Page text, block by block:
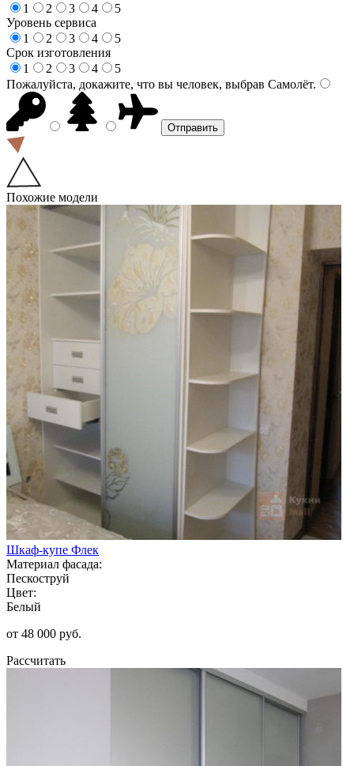
1
2 3 4
5
Уровень сервиса
1
2 3 4
5
Срок изготовления
1
2 3 4
5
Пожалуйста, докажите, что вы человек, выбрав Самолёт.
Похожие модели
Шкаф-купе Флек
Материал фасада:
Пескоструй
Цвет:
Белый
от 48 000 руб.
Рассчитать